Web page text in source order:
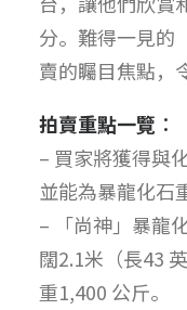
分。難得一見的
賣的矚目焦點，
拍賣重點一覽︰
– 買家將獲得與
並能為暴龍化石
– 「尚神」暴龍
闊2.1米（長43
重1,400 公斤。